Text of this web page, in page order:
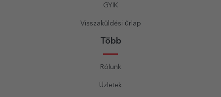
GYIK
Visszaküldési űrlap
Több
Rólunk
Üzletek